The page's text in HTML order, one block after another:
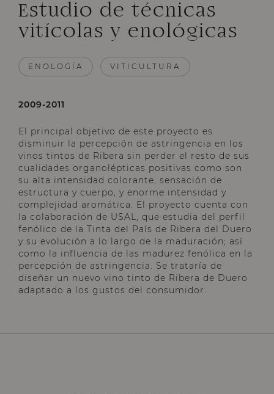
Estudio de técnicas
vitícolas y enológicas
ENOLOGÍA VITICULTURA
2009-2011
El principal objetivo de este proyecto es
disminuir la percepción de astringencia en los
vinos tintos de Ribera sin perder el resto de sus
cualidades organolépticas positivas como son
su alta intensidad colorante, sensación de
estructura y cuerpo, y enorme intensidad y
complejidad aromática. El proyecto cuenta con
la colaboración de USAL, que estudia del perfil
fenólico de la Tinta del País de Ribera del Duero
y su evolución a lo largo de la maduración; así
como la influencia de las madurez fenólica en la
percepción de astringencia. Se trataría de
diseñar un nuevo vino tinto de Ribera de Duero
adaptado a los gustos del consumidor.